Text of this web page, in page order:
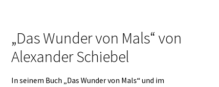
„Das Wunder von Mals“ von
Alexander Schiebel
In seinem Buch „Das Wunder von Mals“ und im